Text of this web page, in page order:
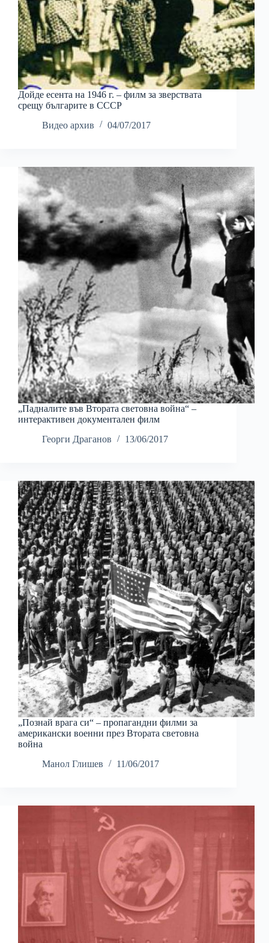
Дойде есента на 1946 г. – филм за зверствата
срещу българите в СССР
Видео архив
04/07/2017
„Падналите във Втората световна война“ –
интерактивен документален филм
Георги Драганов
13/06/2017
„Познай врага си“ – пропагандни филми за
американски военни през Втората световна
война
Манол Глишев
11/06/2017